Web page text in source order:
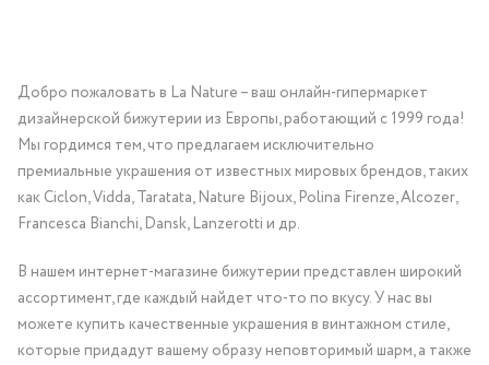
Добро пожаловать в La Nature – ваш онлайн-гипермаркет
дизайнерской бижутерии из Европы, работающий с 1999 года!
Мы гордимся тем, что предлагаем исключительно
премиальные украшения от известных мировых брендов, таких
как Ciclon, Vidda, Taratata, Nature Bijoux, Polina Firenze, Alcozer,
Francesca Bianchi, Dansk, Lanzerotti и др.
В нашем интернет-магазине бижутерии представлен широкий
ассортимент, где каждый найдет что-то по вкусу. У нас вы
можете купить качественные украшения в винтажном стиле,
которые придадут вашему образу неповторимый шарм, а также